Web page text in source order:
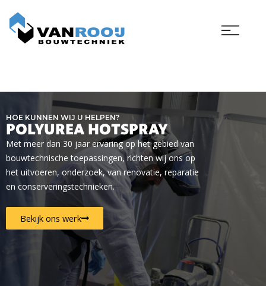
naar
HOE KUNNEN WIJ U HELPEN?
POLYUREA HOTSPRAY
Met meer dan 30 jaar ervaring op het gebied van
bouwtechnische toepassingen, richten wij ons op
het uitvoeren, onderzoek, van renovatie, reparatie
en conserveringstechnieken.
Bekijk ons werk